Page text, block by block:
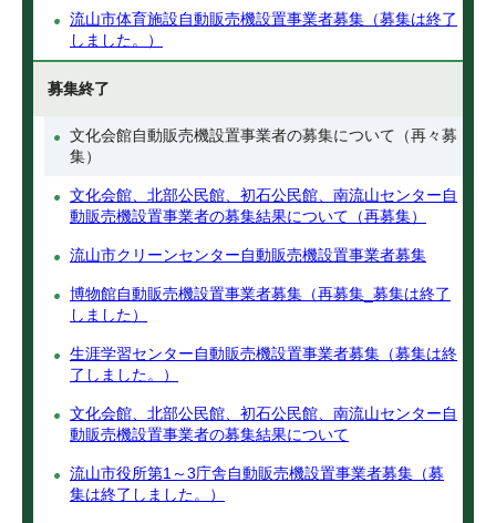
流山市体育施設自動販売機設置事業者募集（募集は終了
しました。）
募集終了
文化会館自動販売機設置事業者の募集について（再々募
集）
文化会館、北部公民館、初石公民館、南流山センター自
動販売機設置事業者の募集結果について（再募集）
流山市クリーンセンター自動販売機設置事業者募集
博物館自動販売機設置事業者募集（再募集_募集は終了
しました）
生涯学習センター自動販売機設置事業者募集（募集は終
了しました。）
文化会館、北部公民館、初石公民館、南流山センター自
動販売機設置事業者の募集結果について
流山市役所第1～3庁舎自動販売機設置事業者募集（募
集は終了しました。）